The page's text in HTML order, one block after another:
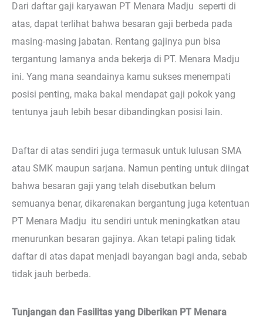
Dari daftar gaji karyawan PT Menara Madju seperti di
atas, dapat terlihat bahwa besaran gaji berbeda pada
masing-masing jabatan. Rentang gajinya pun bisa
tergantung lamanya anda bekerja di PT. Menara Madju
ini. Yang mana seandainya kamu sukses menempati
posisi penting, maka bakal mendapat gaji pokok yang
tentunya jauh lebih besar dibandingkan posisi lain.
Daftar di atas sendiri juga termasuk untuk lulusan SMA
atau SMK maupun sarjana. Namun penting untuk diingat
bahwa besaran gaji yang telah disebutkan belum
semuanya benar, dikarenakan bergantung juga ketentuan
PT Menara Madju itu sendiri untuk meningkatkan atau
menurunkan besaran gajinya. Akan tetapi paling tidak
daftar di atas dapat menjadi bayangan bagi anda, sebab
tidak jauh berbeda.
Tunjangan dan Fasilitas yang Diberikan PT Menara